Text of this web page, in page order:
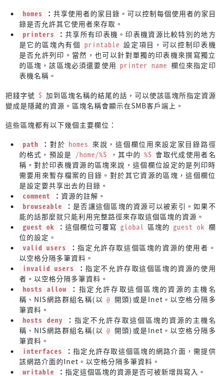
homes
： 共享使用者的家目錄。可以控制每個使用者的家目
錄是否允許其它使用者來存取。
printers
：共享所有印表機。印表機資源比較特別的地方
是它的區塊內有個 printable 設定項目，可以控制印表機
是否允許列印。當然，也可以針對單獨的印表機來撰寫獨立
的區塊，該區塊必須還要使用 printer name 欄位來指定印
表機名稱。
把錢字號 $ 加到區塊名稱的結尾的話，可以使該區塊所指定資源
變成是隱藏的資源。區塊名稱會顯示在SMB客戶端上。
這些區塊都有以下幾個主要欄位：
path
： 對於 homes 來說，這個欄位用來設定家目錄路徑
的格式，預設是 /home/%S ，其中的 %S 會取代成使用者名
稱。對於印表機資源的區塊來說，這個欄位設定的是列印時
需要用來暫存檔案的目錄。對於其它資源的區塊，這個欄位
是設定要共享出去的目錄。
comment
： 資源的註解。
browseable
： 是否讓這個區塊的資源可以被索引。如果不
能的話那麼就只能利用完整路徑來存取這個區塊的資源。
guest ok
： 這個欄位可覆寫 global 區塊的 guest ok 欄
位的設定。
valid users
：指定允許存取這個區塊的資源的使用者。
以空格分隔多筆資料。
invalid users
：指定不允許存取這個區塊的資源的使用
者。以空格分隔多筆資料。
hosts allow
： 指定允許存取這個區塊的資源的主機名
稱、NIS網路群組名稱(以 @ 開頭)或是Inet。以空格分隔多
筆資料。
hosts deny
： 指定不允許存取這個區塊的資源的主機名
稱、NIS網路群組名稱(以 @ 開頭)或是Inet。以空格分隔多
筆資料。
interfaces
： 指定允許存取這個區塊的網路介面，需提供
該網路介面的Inet。以空格分隔多筆資料。
writable
： 指定這個區塊的資源是否可被新增與寫入。